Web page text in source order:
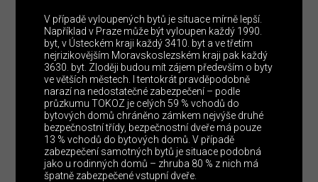
V případě vyloupených bytů je situace mírně lepší.
Například v Praze může být vyloupen každý 1990.
byt, v Ústeckém kraji každý 3410. byt a ve třetím
nejrizikovějším Moravskoslezském kraji pak každý
3630. byt. Zloději budou mít zájem především o byty
ve větších městech. I tentokrát pravděpodobně
narazí na nedostatečné zabezpečení – podle
průzkumu TOKOZ je celých 59 % vchodů do
bytových domů chráněno zámkem nejvýše druhé
bezpečnostní třídy, bezpečnostní dveře má pouze
13 % vchodů do bytových domů. V případě
zabezpečení samotných bytů je situace podobná
jako u rodinných domů – zhruba 80 % z nich má
špatně zabezpečené vstupní dveře.